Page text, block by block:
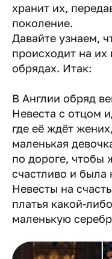
хранит их,
поколение.
Давайте узнаем,
происходит на
обрядах. Итак:
В Англии обряд
Невеста с отцом
где её ждёт
маленькая
по дороге, чтобы
счастливо и была
Невесты на
платья какой-
маленькую